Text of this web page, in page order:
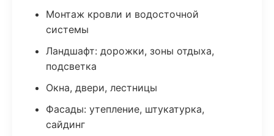
Монтаж кровли и водосточной
системы
Ландшафт: дорожки, зоны отдыха,
подсветка
Окна, двери, лестницы
Фасады: утепление, штукатурка,
сайдинг